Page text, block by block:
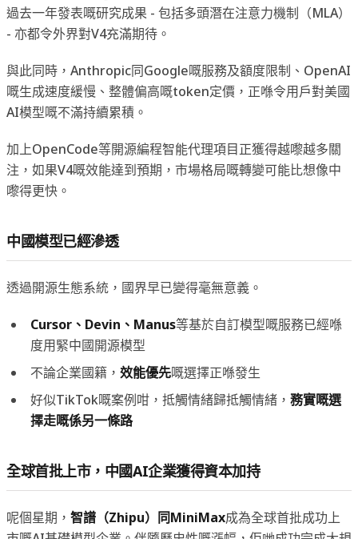
過去一年發表嘅研究成果 - 包括多頭潛在注意力機制（MLA）
- 亦都令外界對V4充滿期待。
與此同時，Anthropic同Google嘅服務及額度限制、OpenAI
嘅生成速度緩慢、整體偏高嘅token定價，正喺令用戶對美國
AI模型嘅不滿持續累積。
加上OpenCode等開源編程智能代理項目正獲得越嚟越多關
注，如果V4嘅效能達到預期，市場格局嘅轉變可能比想像中
嚟得更快。
中國模型已經滲透
透過開源生態系統，國界早已變得毫無意義。
Cursor、Devin、Manus等基於自訂模型嘅服務已經喺
度用緊中國開源模型
不論企業國籍， 效能優先嘅選擇正喺發生
好似TikTok嘅案例咁，抵觸情緒歸抵觸情緒， 務實嘅選
擇走嘅係另一條路
全球首批上市，中國AI企業獲得資本加持
呢個星期， 智譜（Zhipu） 同MiniMax成為全球首批成功上